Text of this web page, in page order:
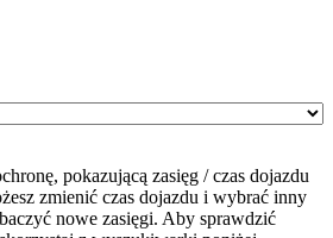
pokazującą zasięg / czas dojazdu
zmienić czas dojazdu i wybrać inny
nowe zasięgi. Aby sprawdzić